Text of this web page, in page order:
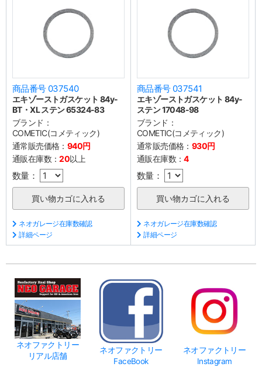
商品番号 037540
エキゾーストガスケット 84y-
BT・XL ステン 65324-83
ブランド：
COMETIC(コメティック)
通常販売価格： 940円
通販在庫数：20以上
数量：
ネオガレージ在庫数確認
詳細ページ
商品番号 037541
エキゾーストガスケット 84y-
ステン 17048-98
ブランド：
COMETIC(コメティック)
通常販売価格： 930円
通販在庫数：4
数量：
ネオガレージ在庫数確認
詳細ページ
ネオファクトリー
リアル店舗
ネオファクトリー
FaceBook
ネオファクトリー
Instagram